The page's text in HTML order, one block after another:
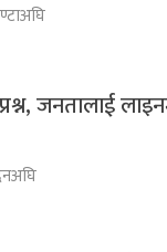
जनतालाई